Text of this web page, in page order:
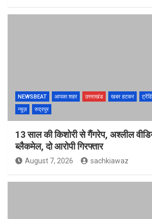
NEWSBEAT आपका शहर उत्तराखंड खबर हटकर
न्यूज़
रुद्रपुर
13 साल की किशोरी से गैंगरेप, अश्लील
ब्लैकमेल, दो आरोपी गिरफ्तार
August 7, 2026 sachkiawaz